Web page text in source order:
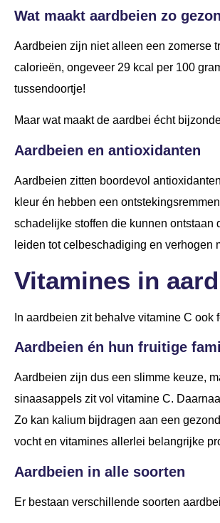
Wat maakt aardbeien zo
Aardbeien zijn niet alleen een zomerse
calorieën, ongeveer 29 kcal per 100
tussendoortje!
Maar wat maakt de aardbei écht
Aardbeien en antioxidanten
Aardbeien zitten boordevol
kleur én hebben een
schadelijke stoffen die kunnen ontstaan
leiden tot celbeschadiging en verhogen
Vitamines in
In aardbeien zit behalve vitamine C
Aardbeien én hun fruitige
Aardbeien zijn dus een slimme keuze,
sinaasappels zit vol vitamine C.
Zo kan kalium bijdragen aan een
vocht en vitamines allerlei belangrijke
Aardbeien in alle soorten
Er bestaan verschillende soorten